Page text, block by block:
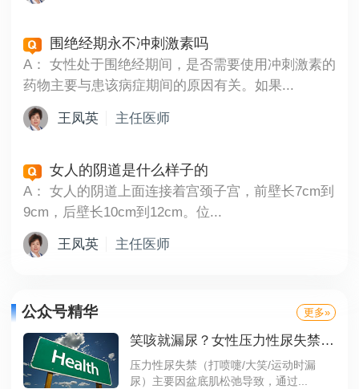
围绝经期永不冲刺激素吗
A：
女性处于围绝经期间，是否需要使用冲刺激素的
药物主要与患该病症期间的原因有关。如果...
王凤英 主任医师
女人的阴道是什么样子的
A：
女人的阴道上面连接着宫颈子宫，前壁长7cm到
9cm，后壁长10cm到12cm。位...
王凤英 主任医师
公众号精华 更多»
笑咳就漏尿？女性压力性尿失禁，自救指南来了！
压力性尿失禁（打喷嚏/大笑/运动时漏
尿）主要因盆底肌松弛导致，通过...